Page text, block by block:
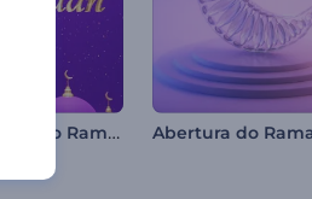
Intro Vibrante do Ramadã